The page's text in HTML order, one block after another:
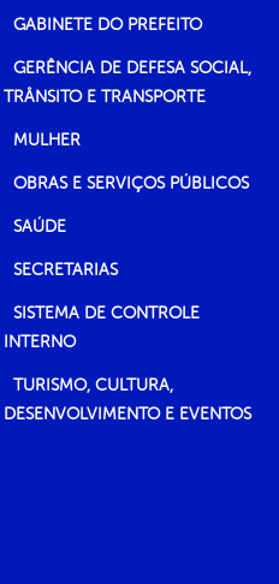
GABINETE DO PREFEITO
GERÊNCIA DE DEFESA SOCIAL,
TRÂNSITO E TRANSPORTE
MULHER
OBRAS E SERVIÇOS PÚBLICOS
SAÚDE
SECRETARIAS
SISTEMA DE CONTROLE
INTERNO
TURISMO, CULTURA,
DESENVOLVIMENTO E EVENTOS